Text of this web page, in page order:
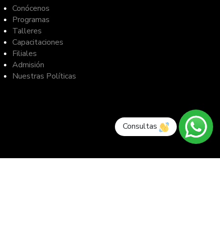
Conócenos
Programas
Talleres
Capacitaciones
Filiales
Admisión
Nuestras Políticas
Consultas